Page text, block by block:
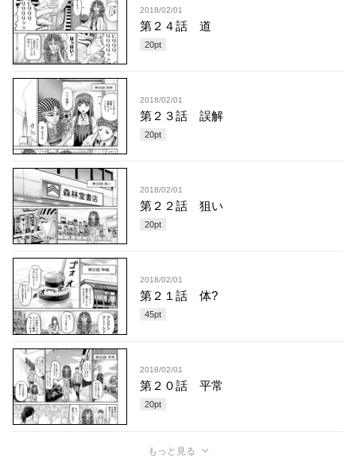
2018/02/01
第２４話 道
20pt
2018/02/01
第２３話 誤解
20pt
2018/02/01
第２２話 狙い
20pt
2018/02/01
第２１話 体?
45pt
2018/02/01
第２０話 平常
20pt
もっと見る